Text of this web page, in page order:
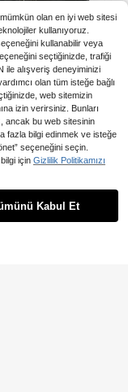
12,62TL tasarruf edin
Lonblece
olan en iyi web sitesi
kullanıyoruz.
kullanabilir veya
seçtiğinizde, trafiği
ile alışveriş deneyiminizi
olan tüm isteğe bağlı
web sitemizin
izin verirsiniz. Bunları
ancak bu web sitesinin
fazla bilgi edinmek ve isteğe
seçeneğini seçin.
için Gizlilik Politikamızı
Kabul Et